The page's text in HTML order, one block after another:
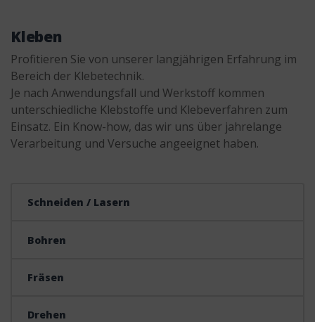
Kleben
Profitieren Sie von unserer langjährigen Erfahrung im
Bereich der Klebetechnik.
Je nach Anwendungsfall und Werkstoff kommen
unterschiedliche Klebstoffe und Klebeverfahren zum
Einsatz. Ein Know-how, das wir uns über jahrelange
Verarbeitung und Versuche angeeignet haben.
Schneiden / Lasern
Bohren
Fräsen
Drehen